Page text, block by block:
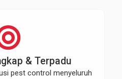
& Terpadu
pest control menyeluruh